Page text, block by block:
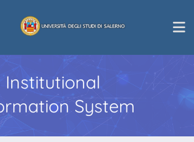
Institutional
System